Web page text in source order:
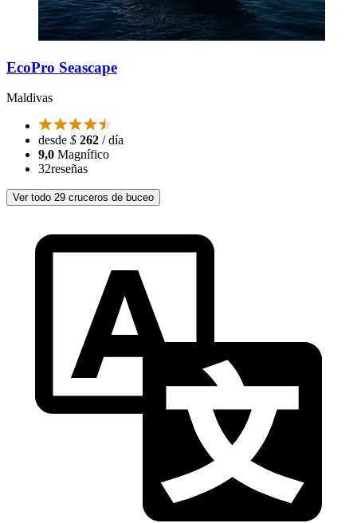
EcoPro Seascape
Maldivas
desde $ 262 / día
9,0 Magnífico
32reseñas
Ver todo 29 cruceros de buceo